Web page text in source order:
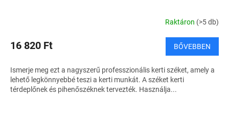
Raktáron (>5 db)
16 820 Ft BŐVEBBEN
Ismerje meg ezt a nagyszerű professzionális kerti széket, amely a
lehető legkönnyebbé teszi a kerti munkát. A széket kerti
térdeplőnek és pihenőszéknek tervezték. Használja...